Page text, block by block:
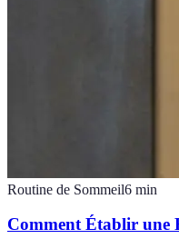
Routine de Sommeil6 min
Comment Établir une